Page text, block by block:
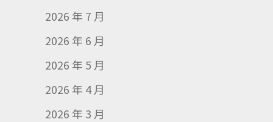
2026 年 7 月
2026 年 6 月
2026 年 5 月
2026 年 4 月
2026 年 3 月